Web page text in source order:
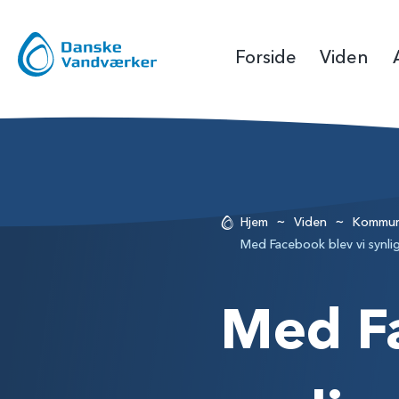
Forside Viden
Hjem ~ Viden ~
Med Facebook blev vi
Med